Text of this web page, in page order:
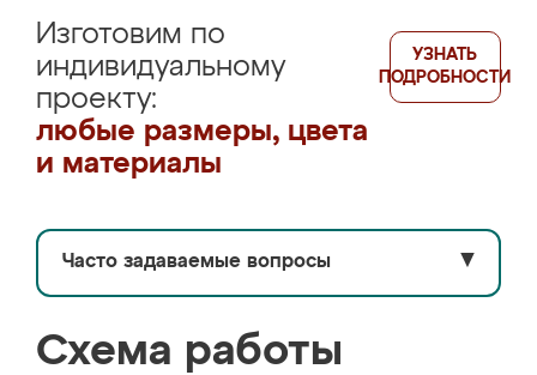
Изготовим по
индивидуальному
проекту:
любые размеры, цвета
и материалы
УЗНАТЬ
ПОДРОБНОСТИ
Часто задаваемые вопросы ▼
Схема работы